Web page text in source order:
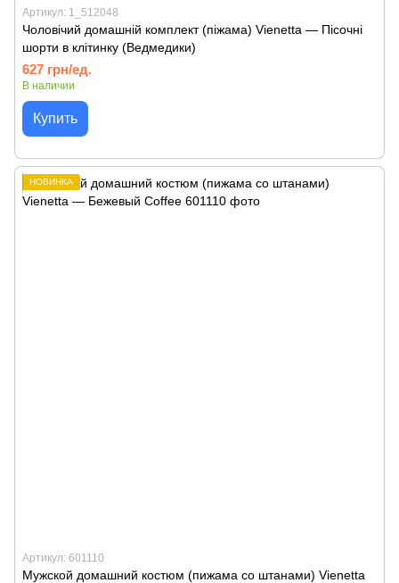
Артикул: 1_512048
Чоловічий домашній комплект (піжама) Vienetta — Пісочні
шорти в клітинку (Ведмедики)
627 грн/ед.
В наличии
Купить
НОВИНКА
Артикул: 601110
Мужской домашний костюм (пижама со штанами) Vienetta